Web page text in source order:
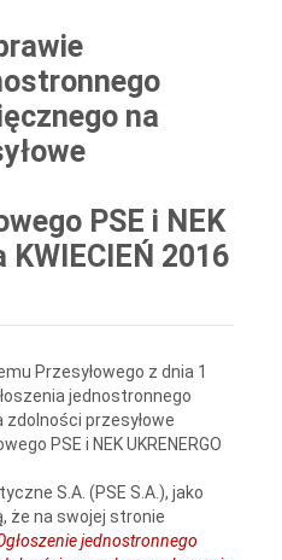
na
PSE i NEK
KWIECIEŃ 2016
Przesyłowego z dnia 1
jednostronnego
przesyłowe
PSE i NEK UKRENERGO
S.A. (PSE S.A.), jako
że na swojej stronie
jednostronnego